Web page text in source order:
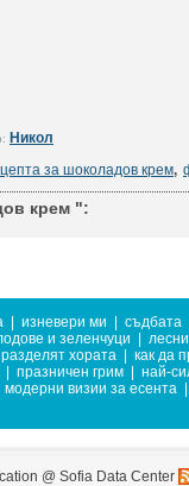
Никол
за шоколадов крем,
крем ":
изневери ми
съдбата
и зеленчуци
хората
как да
празничен грим
най-
модерни визии за есента
@ Sofia Data Center